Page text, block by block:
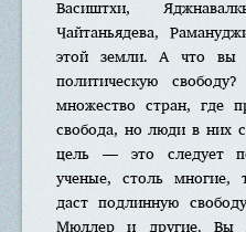
Васиштхи,
Чайтаньядева,
этой земли. А что вы
политическую
множество стран, где
свобода, но люди в них
цель — это следует
ученые, столь многие,
даст подлинную
Мюллер и другие. Вы